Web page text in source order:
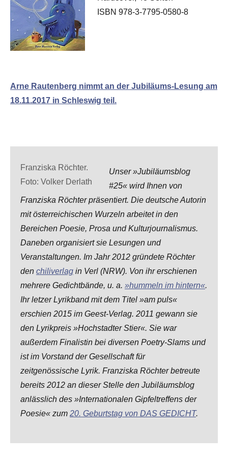
ISBN 978-3-7795-0580-8
Arne Rautenberg nimmt an der Jubiläums-Lesung am
18.11.2017 in Schleswig teil.
Franziska Röchter.
Foto: Volker Derlath
Unser »Jubiläumsblog
#25« wird Ihnen von
Franziska Röchter präsentiert. Die deutsche Autorin
mit österreichischen Wurzeln arbeitet in den
Bereichen Poesie, Prosa und Kulturjournalismus.
Daneben organisiert sie Lesungen und
Veranstaltungen. Im Jahr 2012 gründete Röchter
den chiliverlag in Verl (NRW). Von ihr erschienen
mehrere Gedichtbände, u. a. »hummeln im hintern«.
Ihr letzer Lyrikband mit dem Titel »am puls«
erschien 2015 im Geest-Verlag. 2011 gewann sie
den Lyrikpreis »Hochstadter Stier«. Sie war
außerdem Finalistin bei diversen Poetry-Slams und
ist im Vorstand der Gesellschaft für
zeitgenössische Lyrik. Franziska Röchter betreute
bereits 2012 an dieser Stelle den Jubiläumsblog
anlässlich des »Internationalen Gipfeltreffens der
Poesie« zum 20. Geburtstag von DAS GEDICHT.